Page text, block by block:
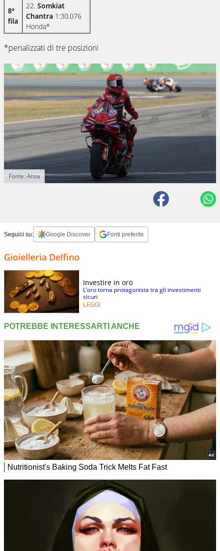
8ª
fila
22.Somkiat
Chantra 1:30.076
Honda*
*penalizzati di tre posizioni
Fonte: Ansa
Seguici su: Google Discover Fonti preferite
Gioielleria Delfino
Investire in oro
L’oro torna protagonista tra gli investimenti
sicuri
LEGGI